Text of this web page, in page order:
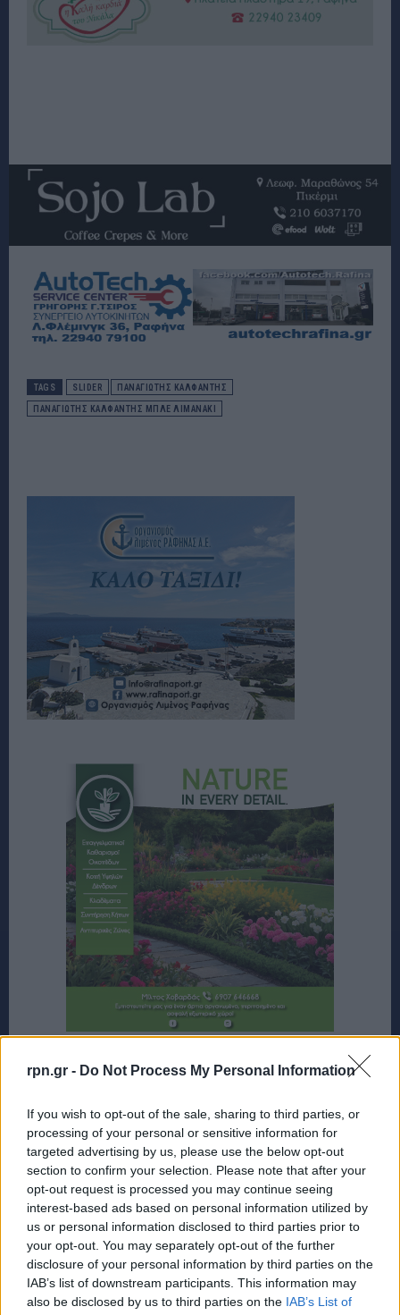
rpn.gr - Do Not Process My Personal Information
If you wish to opt-out of the sale, sharing to third parties, or
processing of your personal or sensitive information for
targeted advertising by us, please use the below opt-out
section to confirm your selection. Please note that after your
opt-out request is processed you may continue seeing
interest-based ads based on personal information utilized by
us or personal information disclosed to third parties prior to
your opt-out. You may separately opt-out of the further
disclosure of your personal information by third parties on the
IAB’s list of downstream participants. This information may
also be disclosed by us to third parties on the IAB’s List of
TAGS SLIDER ΠΑΝΑΓΙΩΤΗΣ ΚΑΛΦΑΝΤΗΣ
ΠΑΝΑΓΙΩΤΗΣ ΚΑΛΦΑΝΤΗΣ ΜΠΛΕ ΛΙΜΑΝΑΚΙ